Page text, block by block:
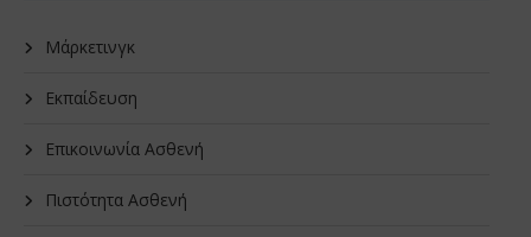
Μάρκετινγκ
Εκπαίδευση
Επικοινωνία Ασθενή
Πιστότητα Ασθενή